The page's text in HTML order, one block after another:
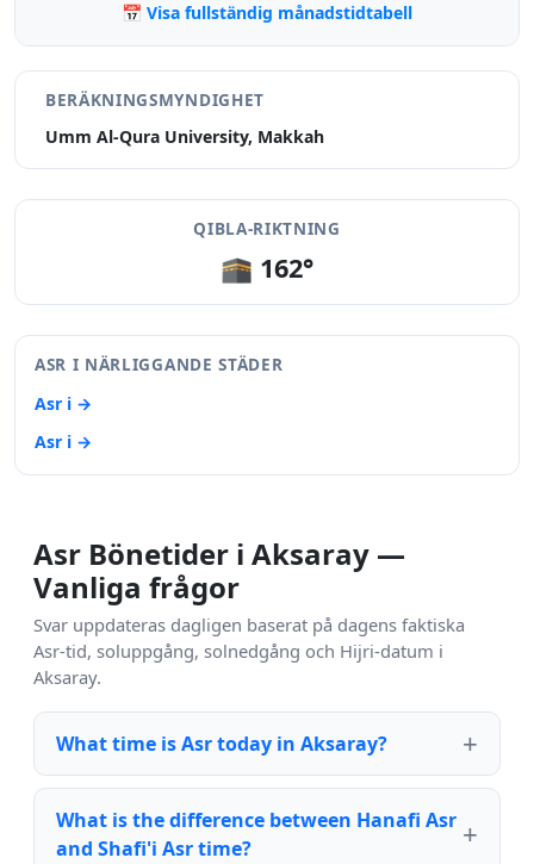
📅 Visa fullständig månadstidtabell
BERÄKNINGSMYNDIGHET
Umm Al-Qura University, Makkah
QIBLA-RIKTNING
🕋 162°
ASR I NÄRLIGGANDE STÄDER
Asr i →
Asr i →
Asr Bönetider i Aksaray —
Vanliga frågor
Svar uppdateras dagligen baserat på dagens faktiska
Asr-tid, soluppgång, solnedgång och Hijri-datum i
Aksaray.
What time is Asr today in Aksaray?
What is the difference between Hanafi Asr
and Shafi'i Asr time?